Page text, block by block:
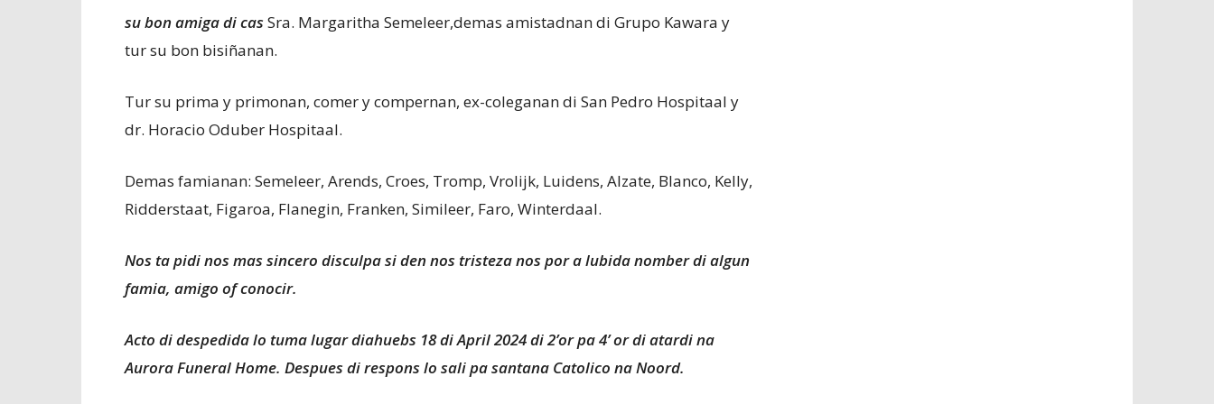
su bon amiga di cas Sra. Margaritha Semeleer,demas amistadnan di Grupo Kawara y
tur su bon bisiñanan.
Tur su prima y primonan, comer y compernan, ex-coleganan di San Pedro Hospitaal y
dr. Horacio Oduber Hospitaal.
Demas famianan: Semeleer, Arends, Croes, Tromp, Vrolijk, Luidens, Alzate, Blanco, Kelly,
Ridderstaat, Figaroa, Flanegin, Franken, Simileer, Faro, Winterdaal.
Nos ta pidi nos mas sincero disculpa si den nos tristeza nos por a lubida nomber di algun
famia, amigo of conocir.
Acto di despedida lo tuma lugar diahuebs 18 di April 2024 di 2’or pa 4’ or di atardi na
Aurora Funeral Home. Despues di respons lo sali pa santana Catolico na Noord.